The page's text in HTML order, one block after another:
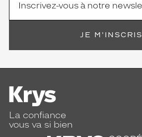
monture
JE M'INSCRIS
La confiance
vous va si bien